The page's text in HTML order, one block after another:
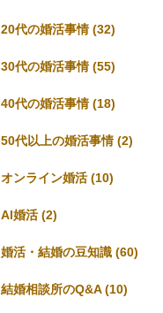
20代の婚活事情 (32)
30代の婚活事情 (55)
40代の婚活事情 (18)
50代以上の婚活事情 (2)
オンライン婚活 (10)
AI婚活 (2)
婚活・結婚の豆知識 (60)
結婚相談所のQ&A (10)